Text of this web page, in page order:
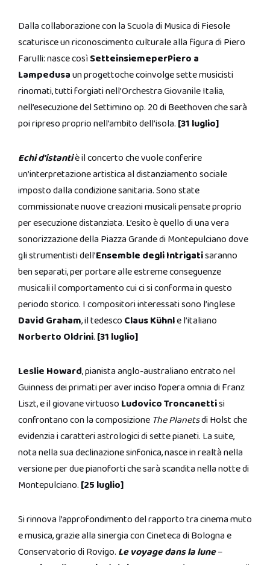
Dalla collaborazione con la Scuola di Musica di Fiesole
scaturisce un riconoscimento culturale alla figura di Piero
Farulli: nasce cosìSetteinsiemeperPiero a
Lampedusaun progettoche coinvolge sette musicisti
rinomati, tutti forgiati nell’Orchestra Giovanile Italia,
nell’esecuzione del Settimino op. 20 di Beethoven che sarà
poi ripreso proprio nell’ambito dell’isola. [31 luglio]
Echi d’istantiè il concerto che vuole conferire
un’interpretazione artistica al distanziamento sociale
imposto dalla condizione sanitaria. Sono state
commissionate nuove creazioni musicali pensate proprio
per esecuzione distanziata. L’esito è quello di una vera
sonorizzazione della Piazza Grande di Montepulciano dove
gli strumentisti dell’Ensemble degli Intrigatisaranno
ben separati, per portare alle estreme conseguenze
musicali il comportamento cui ci si conforma in questo
periodo storico. I compositori interessati sono l’inglese
David Graham, il tedesco Claus Kühnle l’italiano
Norberto Oldrini. [31 luglio]
Leslie Howard, pianista anglo-australiano entrato nel
Guinness dei primati per aver inciso l’opera omnia di Franz
Liszt, e il giovane virtuoso Ludovico Troncanettisi
confrontano con la composizione The Planetsdi Holst che
evidenzia i caratteri astrologici di sette pianeti. La suite,
nota nella sua declinazione sinfonica, nasce in realtà nella
versione per due pianoforti che sarà scandita nella notte di
Montepulciano. [25 luglio]
Si rinnova l’approfondimento del rapporto tra cinema muto
e musica, grazie alla sinergia con Cineteca di Bologna e
Conservatorio di Rovigo. Le voyage dans la lune–